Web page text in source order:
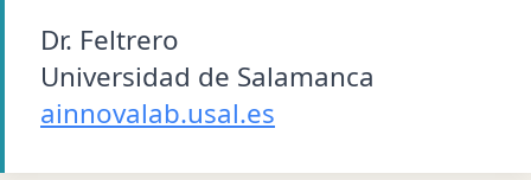
Dr. Feltrero
Universidad de Salamanca
ainnovalab.usal.es